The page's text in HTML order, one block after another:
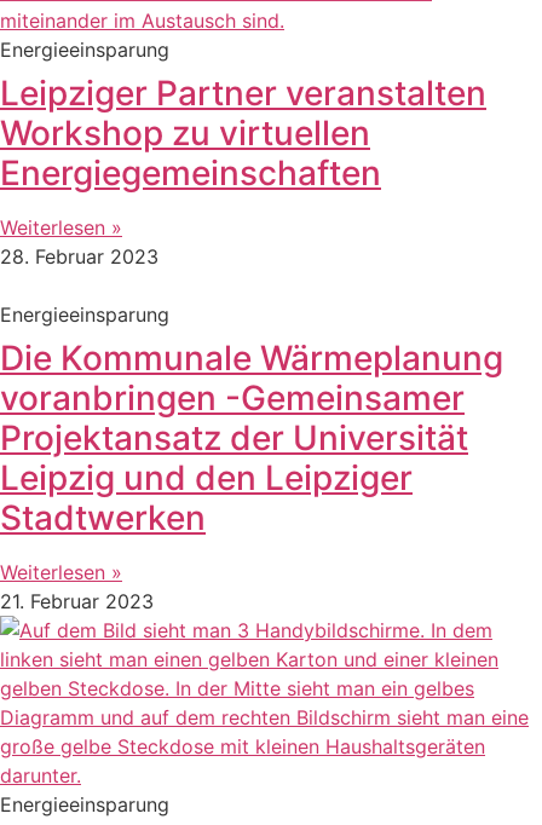
Energieeinsparung
Leipziger Partner veranstalten
Workshop zu virtuellen
Energiegemeinschaften
Weiterlesen »
28. Februar 2023
Energieeinsparung
Die Kommunale Wärmeplanung
voranbringen -Gemeinsamer
Projektansatz der Universität
Leipzig und den Leipziger
Stadtwerken
Weiterlesen »
21. Februar 2023
Energieeinsparung